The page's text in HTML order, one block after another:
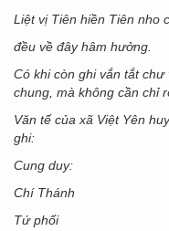
Liệt vị Tiên hiền Tiên nho
đều về đây hâm hưởng.
Có khi còn ghi vắn tắt
chung, mà không cần chỉ
Văn tế của xã Việt Yên
ghi:
Cung duy:
Chí Thánh
Tứ phối